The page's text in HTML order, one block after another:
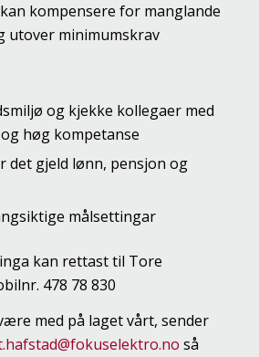
kompensere for manglande
utover minimumskrav
og kjekke kollegaer med
høg kompetanse
det gjeld lønn, pensjon og
målsettingar
kan rettast til Tore
478 78 830
med på laget vårt, sender
så